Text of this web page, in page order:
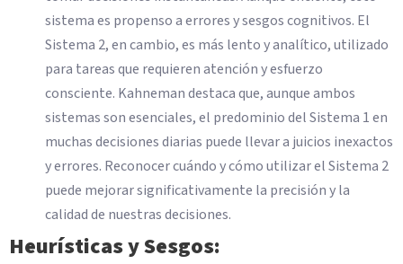
sistema es propenso a errores y sesgos cognitivos. El
Sistema 2, en cambio, es más lento y analítico, utilizado
para tareas que requieren atención y esfuerzo
consciente. Kahneman destaca que, aunque ambos
sistemas son esenciales, el predominio del Sistema 1 en
muchas decisiones diarias puede llevar a juicios inexactos
y errores. Reconocer cuándo y cómo utilizar el Sistema 2
puede mejorar significativamente la precisión y la
calidad de nuestras decisiones.
Heurísticas y Sesgos: